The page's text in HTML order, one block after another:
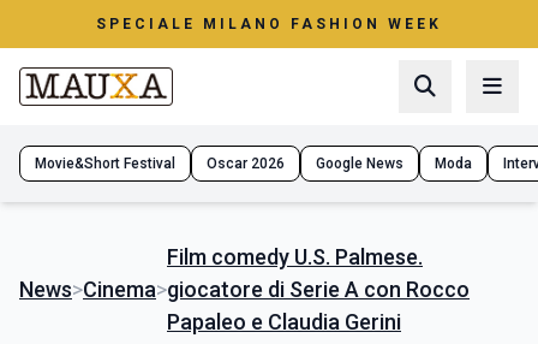
SPECIALE MILANO FASHION WEEK
Movie&Short Festival Oscar 2026 Google News Moda
News>Cinema>
Film comedy U.S. Palmese.
giocatore di Serie A con Rocco
Papaleo e Claudia Gerini